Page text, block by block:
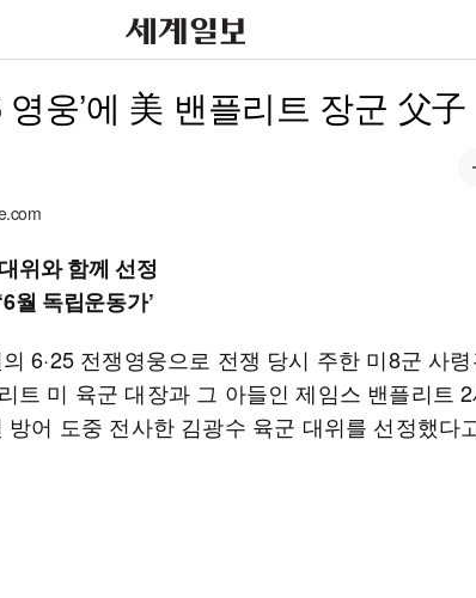
영웅’에 美 밴플리트 장군 父子
위와 함께 선정
월 독립운동가’
6·25 전쟁영웅으로 전쟁 당시 주한 미8군 사
트 미 육군 대장과 그 아들인 제임스 밴플리트
방어 도중 전사한 김광수 육군 대위를 선정했다